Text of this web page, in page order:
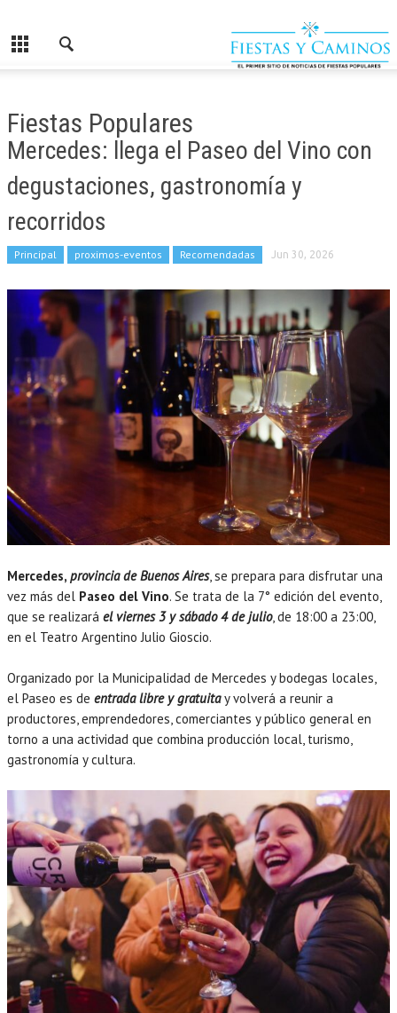
Fiestas Populares
Mercedes: llega el Paseo del Vino con
degustaciones, gastronomía y
recorridos
Principal proximos-eventos Recomendadas Jun 30, 2026
Mercedes, provincia de Buenos Aires, se prepara para disfrutar una
vez más del Paseo del Vino. Se trata de la 7° edición del evento,
que se realizará el viernes 3 y sábado 4 de julio, de 18:00 a 23:00,
en el Teatro Argentino Julio Gioscio.
Organizado por la Municipalidad de Mercedes y bodegas locales,
el Paseo es de entrada libre y gratuitay volverá a reunir a
productores, emprendedores, comerciantes y público general en
torno a una actividad que combina producción local, turismo,
gastronomía y cultura.